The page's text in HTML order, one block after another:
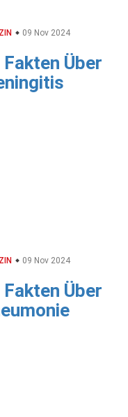
09 Nov 2024
Fakten Über
09 Nov 2024
Fakten Über